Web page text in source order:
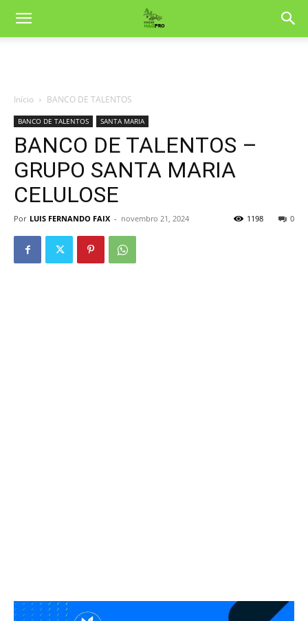
Início BANCO DE TALENTOS
BANCO DE TALENTOS SANTA MARIA
BANCO DE TALENTOS –
GRUPO SANTA MARIA
CELULOSE
Por LUIS FERNANDO FAIX - novembro 21, 2024 0
1198